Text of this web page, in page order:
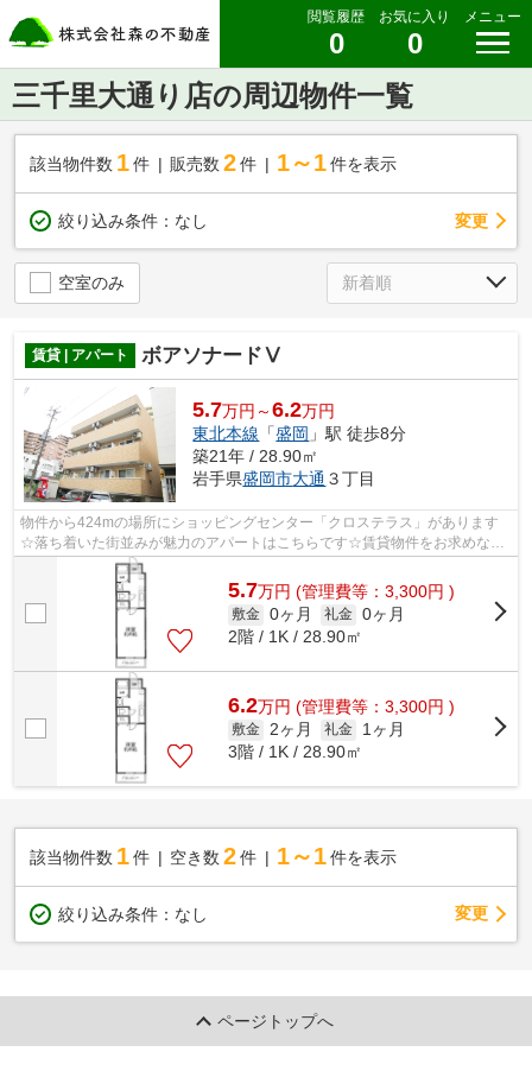
閲覧履歴
0
お気に入り
0
メニュー
三千里大通り店の周辺物件一覧
該当物件数 1件 販売数 2 件 1～1 件を表示
絞り込み条件： なし 変更
空室のみ
賃貸 | アパート ボアソナードⅤ
5.7万円～6.2万円
東北本線 「盛岡 」駅 徒歩8分
築21年 / 28.90㎡
岩手県盛岡市大通 ３丁目
物件から424mの場所にショッピングセンター「クロステラス」があります
☆落ち着いた街並みが魅力のアパートはこちらです☆賃貸物件をお求めな
ら、盛岡市がオススメです☆森の不動産オスス...
5.7万円 (管理費等：3,300円 )
敷金 0ヶ月 礼金 0ヶ月
2階 / 1K / 28.90㎡
6.2万円 (管理費等：3,300円 )
敷金 2ヶ月 礼金
1ヶ月
3階 / 1K / 28.90㎡
該当物件数 1件 空き数 2 件 1～1 件を表示
絞り込み条件： なし 変更
ページトップへ